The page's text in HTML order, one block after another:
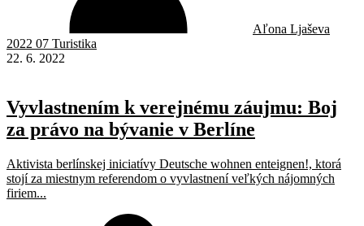
Aľona Ljaševa
2022 07 Turistika
22. 6. 2022
Vyvlastnením k verejnému záujmu: Boj
za právo na bývanie v Berlíne
Aktivista berlínskej iniciatívy Deutsche wohnen enteignen!, ktorá
stojí za miestnym referendom o vyvlastnení veľkých nájomných
firiem...